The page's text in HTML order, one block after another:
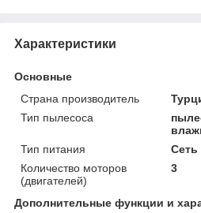
Характеристики
Основные
Страна производитель
Тип пылесоса
Тип питания
Сеть
Количество моторов
(двигателей)
3
Дополнительные функции и